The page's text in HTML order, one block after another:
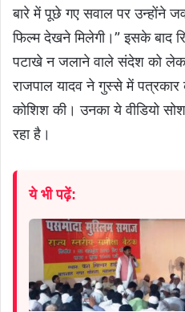
बारे में पूछे गए सवाल पर उन्होंने
फिल्म देखने मिलेगी।” इसके बाद
पटाखे न जलाने वाले संदेश को
राजपाल यादव ने गुस्से में
कोशिश की। उनका ये वीडियो
रहा है।
ये भी पढ़ें: